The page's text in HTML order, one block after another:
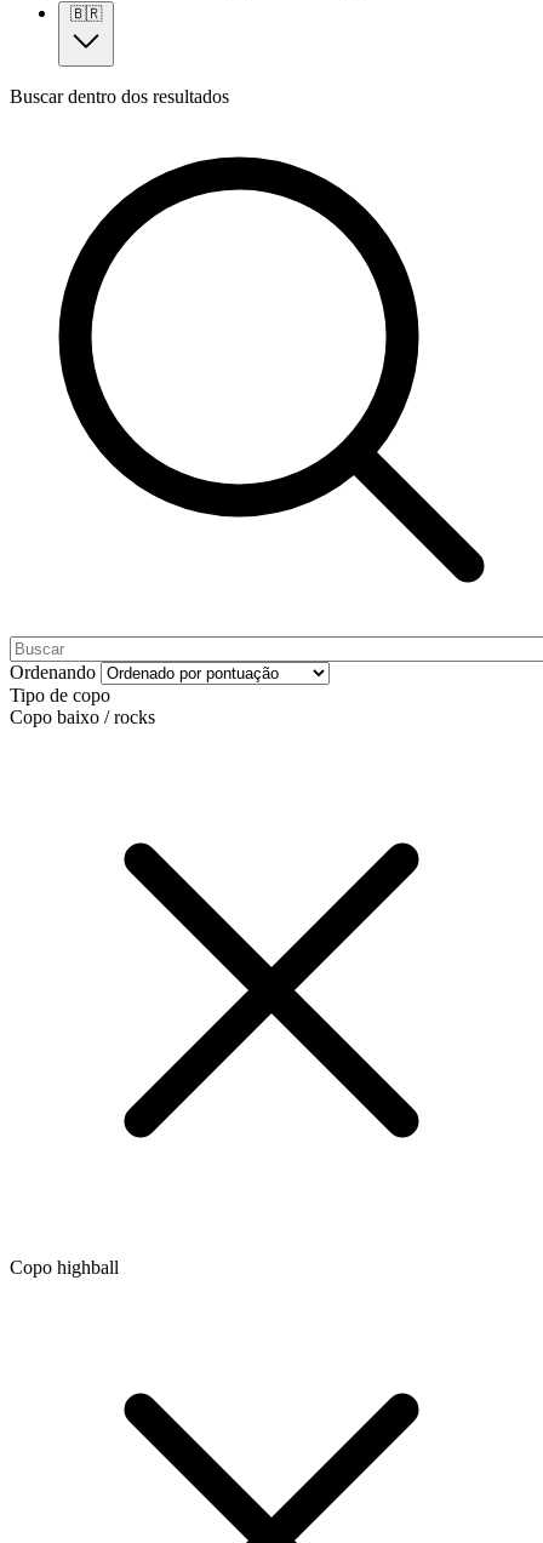
🇧🇷
Buscar dentro dos resultados
Ordenando
Tipo de copo
Copo baixo / rocks
Copo highball